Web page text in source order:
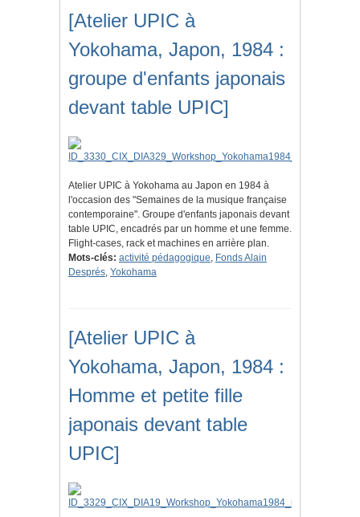
[Atelier UPIC à
Yokohama, Japon, 1984 :
groupe d'enfants japonais
devant table UPIC]
Atelier UPIC à Yokohama au Japon en 1984 à
l'occasion des "Semaines de la musique française
contemporaine". Groupe d'enfants japonais devant
table UPIC, encadrés par un homme et une femme.
Flight-cases, rack et machines en arrière plan.
Mots-clés: activité pédagogique, Fonds Alain
Després, Yokohama
[Atelier UPIC à
Yokohama, Japon, 1984 :
Homme et petite fille
japonais devant table
UPIC]